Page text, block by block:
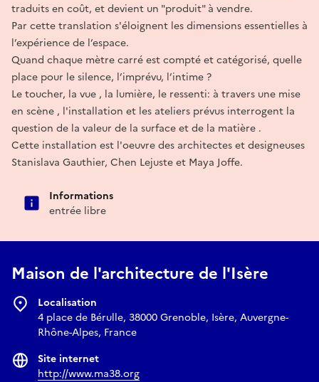
traduits en coût, et devient un "produit" à vendre.
Par cette translation s'éloignent les dimensions essentielles à
l’expérience de l’espace.
Quand chaque mètre carré est compté et catégorisé, quelle
place pour le silence, l’imprévu, l’intime ?
Le toucher, la vue , la lumière, le ressenti: à travers une mise
en scène , l'installation et les ateliers prévus interrogent la
question de la valeur de la surface et de la matière .
Cette installation est l'oeuvre des architectes et designeuses
Stanislava Gauthier, Chen Lejuste et Maya Joffe.
Informations
entrée libre
Maison de l'architecture de l'Isère
Localisation
4 place de Bérulle, 38000 Grenoble, Isère, Auvergne-
Rhône-Alpes, France
Site internet
http://www.ma38.org